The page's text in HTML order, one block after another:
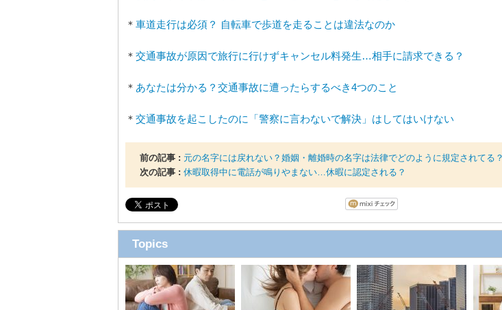
＊ 車道走行は必須？ 自転車で歩道を走ることは違法なのか
＊ 交通事故が原因で旅行に行けずキャンセル料発生…相手に請求できる？
＊ あなたは分かる？交通事故に遭ったらするべき4つのこと
＊ 交通事故を起こしたのに「警察に言わないで解決」はしてはいけない
前の記事 : 元の名字には戻れない？婚姻・離婚時の名字は法律でどのように規定されてる？
次の記事 : 休暇取得中に電話が鳴りやまない…休暇に認定される？
Topics